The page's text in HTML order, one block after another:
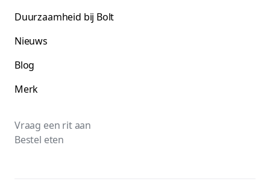
Duurzaamheid bij Bolt
Nieuws
Blog
Merk
Vraag een rit aan
Bestel eten